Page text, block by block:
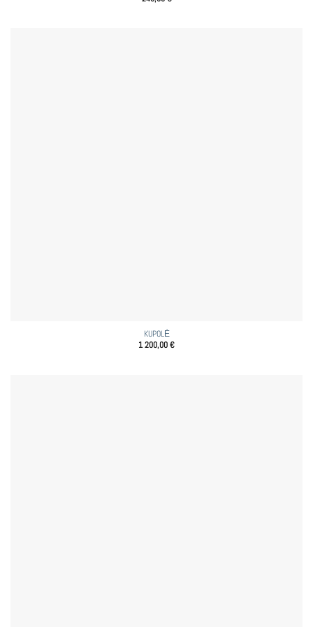
KUPOLĖ
1 200,00€